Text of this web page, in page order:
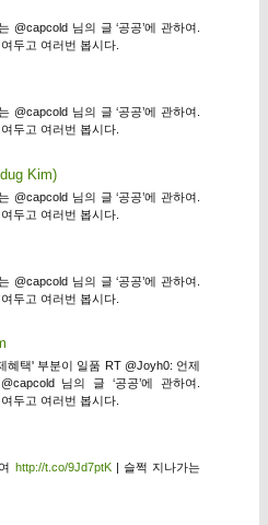
@capcold 님의 글 ‘공공’에 관하여.
두고 여러번 봅시다.
@capcold 님의 글 ‘공공’에 관하여.
두고 여러번 봅시다.
Kim)
@capcold 님의 글 ‘공공’에 관하여.
두고 여러번 봅시다.
@capcold 님의 글 ‘공공’에 관하여.
두고 여러번 봅시다.
혜택' 부분이 일품 RT @Joyh0: 언제
님의 글 ‘공공’에 관하여.
두고 여러번 봅시다.
http://t.co/9Jd7ptK| 슬쩍 지나가는